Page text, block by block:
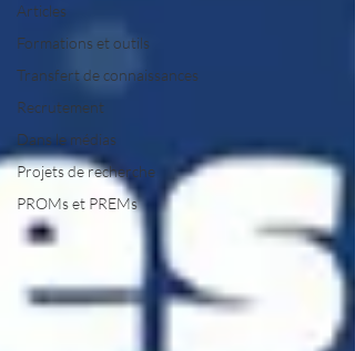
Articles
Formations et outils
Transfert de connaissances
Recrutement
Dans le médias
Projets de recherche
PROMs et PREMs